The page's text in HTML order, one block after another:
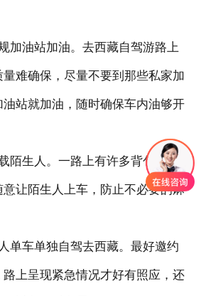
油站加油。去西藏自驾游路上
难确保，尽量不要到那些私家加
站就加油，随时确保车内油够开
生人。一路上有许多背包客或
让陌生人上车，防止不必要的麻
车单独自驾去西藏。最好邀约
上呈现紧急情况才好有照应，还